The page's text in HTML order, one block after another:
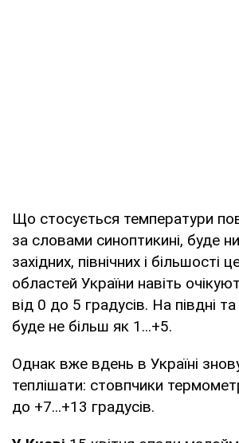
Що стосується температури
за словами синоптикині, буде
західних, північних і більшості
областей України навіть
від 0 до 5 градусів. На півдні та
буде не більш як 1...+5.
Однак вже вдень в Україні
теплішати: стовпчики
до +7...+13 градусів.